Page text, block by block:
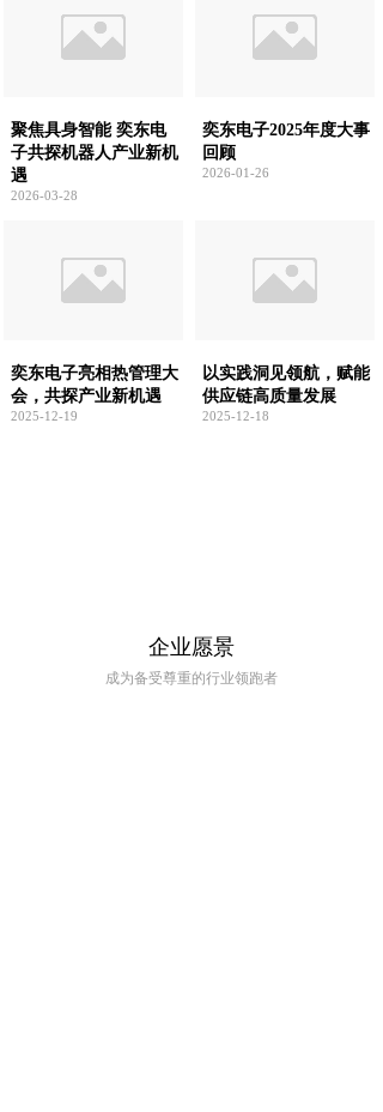
聚焦具身智能 奕东电
子共探机器人产业新机
遇
2026-03-28
奕东电子2025年度大事
回顾
2026-01-26
奕东电子亮相热管理大
会，共探产业新机遇
2025-12-19
以实践洞见领航，赋能
供应链高质量发展
2025-12-18
成为备受尊重的行业领跑者
企业愿景